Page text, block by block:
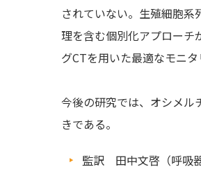
されていない。生殖細胞系
理を含む個別化アプローチ
グCTを用いた最適なモニ
今後の研究では、オシメル
きである。
監訳 田中文啓（呼吸